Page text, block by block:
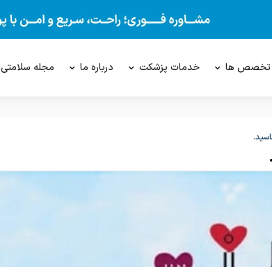
تخصص ها خدمات پزشکت درباره ما مجله سلامتی